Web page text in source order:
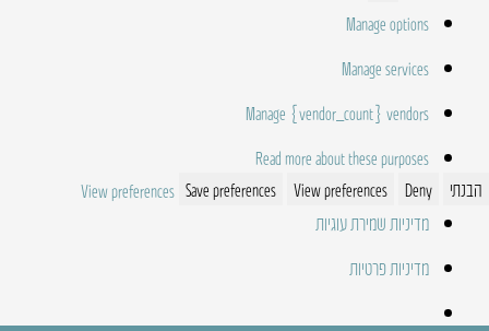
Manage options
Manage services
Manage {vendor_count} vendors
Read more about these purposes
הבנתי
Deny
View preferences
Save preferences
View preferences
מדיניות שמירת עוגיות
מדיניות פרטיות